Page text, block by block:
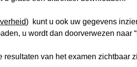
) kunt u ook uw gegevens
u wordt dan doorverwezen naar
van het examen zichtbaar